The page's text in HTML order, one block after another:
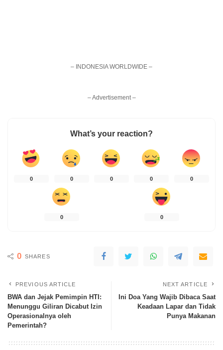
– INDONESIA WORLDWIDE –
– Advertisement –
What’s your reaction?
0 0 0 0 0
0 0
0 SHARES
PREVIOUS ARTICLE
BWA dan Jejak Pemimpin HTI:
Menunggu Giliran Dicabut Izin
Operasionalnya oleh
Pemerintah?
NEXT ARTICLE
Ini Doa Yang Wajib Dibaca Saat
Keadaan Lapar dan Tidak
Punya Makanan